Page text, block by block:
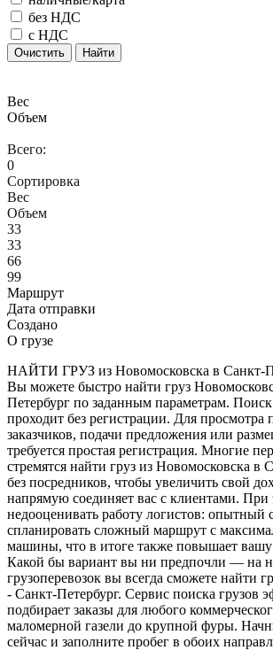
без НДС
с НДС
Очистить Найти
Вес
Объем
Всего:
0
Сортировка
Вес
Объем
33
33
66
99
Маршрут
Дата отправки
Создано
О грузе
НАЙТИ ГРУЗ из Новомосковска в Санкт-
Вы можете быстро найти груз
Петербург по заданным параметрам. Поиск
проходит без регистрации. Для просмотра
заказчиков, подачи предложения или
требуется простая регистрация. Многие
стремятся найти груз из Новомосковска в
без посредников, чтобы увеличить свой
напрямую соединяет вас с клиентами. При
недооценивать работу логистов: опытный
спланировать сложный маршрут с
машины, что в итоге также повышает
Какой бы вариант вы ни предпочли — на
грузоперевозок вы всегда сможете найти
- Санкт-Петербург. Сервис поиска грузов
подбирает заказы для любого
маломерной газели до крупной фуры.
сейчас и заполните пробег в обоих